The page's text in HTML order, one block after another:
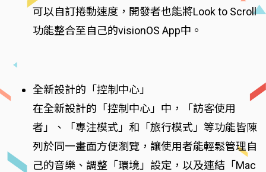
可以自訂捲動速度，開發者也能將Look to Scroll
功能整合至自己的visionOS App中。
全新設計的「控制中心」
在全新設計的「控制中心」中，「訪客使用
者」、「專注模式」和「旅行模式」等功能皆陳
列於同一畫面方便瀏覽，讓使用者能輕鬆管理自
己的音樂、調整「環境」設定，以及連結「Mac